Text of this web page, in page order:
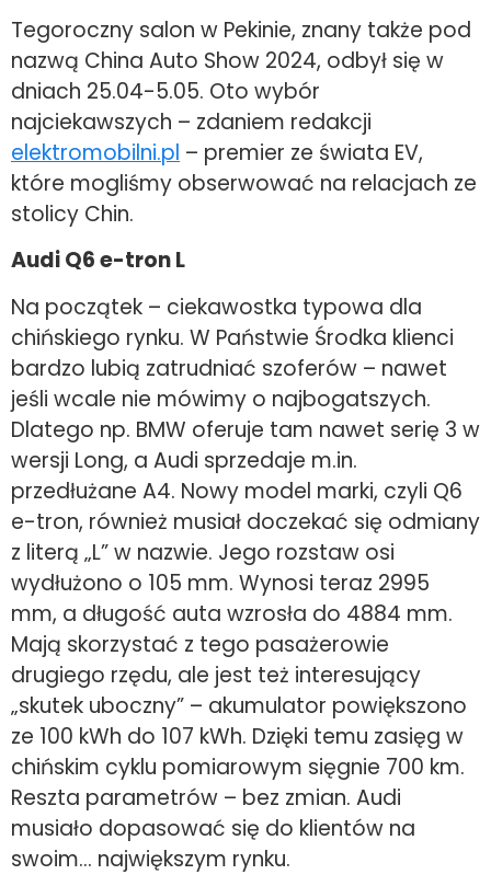
Tegoroczny salon w Pekinie, znany także pod
nazwą China Auto Show 2024, odbył się w
dniach 25.04-5.05. Oto wybór
najciekawszych – zdaniem redakcji
elektromobilni.pl – premier ze świata EV,
które mogliśmy obserwować na relacjach ze
stolicy Chin.
Audi Q6 e-tron L
Na początek – ciekawostka typowa dla
chińskiego rynku. W Państwie Środka klienci
bardzo lubią zatrudniać szoferów – nawet
jeśli wcale nie mówimy o najbogatszych.
Dlatego np. BMW oferuje tam nawet serię 3 w
wersji Long, a Audi sprzedaje m.in.
przedłużane A4. Nowy model marki, czyli Q6
e-tron, również musiał doczekać się odmiany
z literą „L” w nazwie. Jego rozstaw osi
wydłużono o 105 mm. Wynosi teraz 2995
mm, a długość auta wzrosła do 4884 mm.
Mają skorzystać z tego pasażerowie
drugiego rzędu, ale jest też interesujący
„skutek uboczny” – akumulator powiększono
ze 100 kWh do 107 kWh. Dzięki temu zasięg w
chińskim cyklu pomiarowym sięgnie 700 km.
Reszta parametrów – bez zmian. Audi
musiało dopasować się do klientów na
swoim… największym rynku.